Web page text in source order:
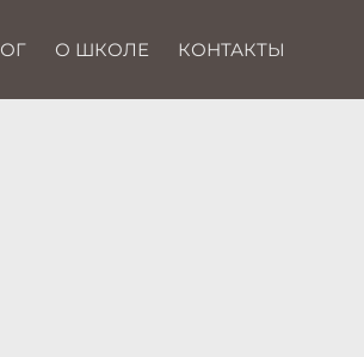
О ШКОЛЕ КОНТАКТЫ